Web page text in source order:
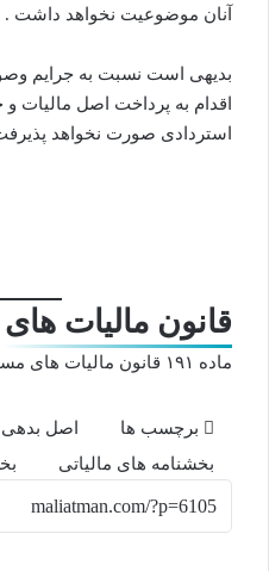
آنان موضوعیت نخواهد داشت .
بدیهی است نسبت به جرایم
اقدام به پرداخت اصل مالیات
استردادی صورت نخواهد
قانون مالیات
ماده ۱۹۱ قانون مالیات های مستقیم
برچسب ها اصل بدهی
بخشنامه های مالیاتی